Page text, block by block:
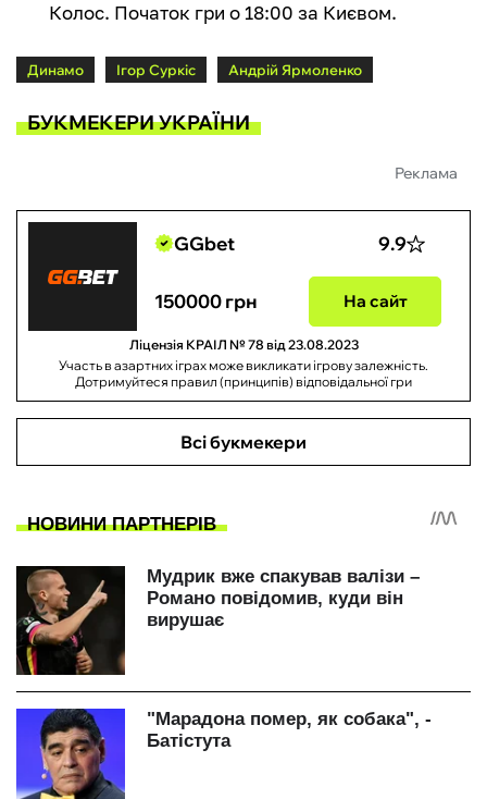
Колос. Початок гри о 18:00 за Києвом.
Динамо Ігор Суркіс Андрій Ярмоленко
БУКМЕКЕРИ УКРАЇНИ
Реклама
GGbet 9.9
150000 грн На сайт
Ліцензія КРАІЛ № 78 від 23.08.2023
Участь в азартних іграх може викликати ігрову залежність.
Дотримуйтеся правил (принципів) відповідальної гри
Всі букмекери